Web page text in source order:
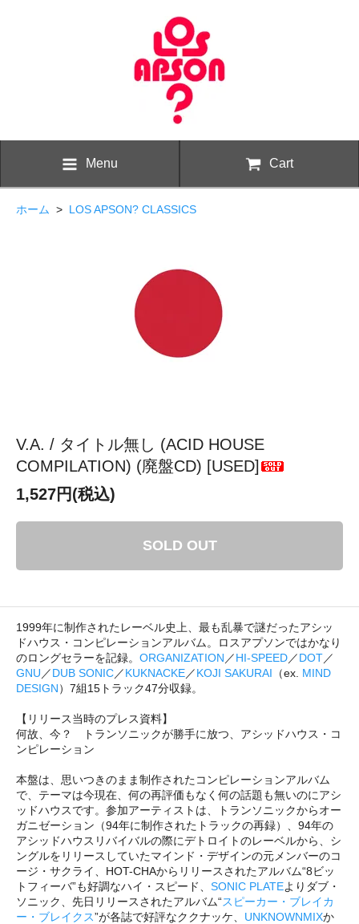
Menu Cart
ホーム > LOS APSON? CLASSICS
V.A. / タイトル無し (ACID HOUSE
COMPILATION) (廃盤CD) [USED]
1,527円(税込)
SOLD OUT
1999年に制作されたレーベル史上、最も乱暴で謎だったアシッ
ドハウス・コンピレーションアルバム。ロスアプソンではかなり
のロングセラーを記録。 ORGANIZATION ／HI-SPEED／DOT／
GNU ／DUB SONIC／KUKNACKE／KOJI SAKURAI （ex. MIND
DESIGN）7組15トラック47分収録。
【リリース当時のプレス資料】
何故、今？ トランソニックが勝手に放つ、アシッドハウス・コ
ンピレーション
本盤は、思いつきのまま制作されたコンピレーションアルバム
で、テーマは今現在、何の再評価もなく何の話題も無いのにアシ
ッドハウスです。参加アーティストは、トランソニックからオー
ガニゼーション（94年に制作されたトラックの再録）、94年の
アシッドハウスリバイバルの際にデトロイトのレーベルから、シ
ングルをリリースしていたマインド・デザインの元メンバーのコ
ージ・サクライ、HOT-CHAからリリースされたアルバム“8ビッ
トフィーバ”も好調なハイ・スピード、 SONIC PLATEよりダブ・
ソニック、先日リリースされたアルバム“スピーカー・ブレイカ
ー・ブレイクス”が各誌で好評なククナッケ、 UNKNOWNMIXか